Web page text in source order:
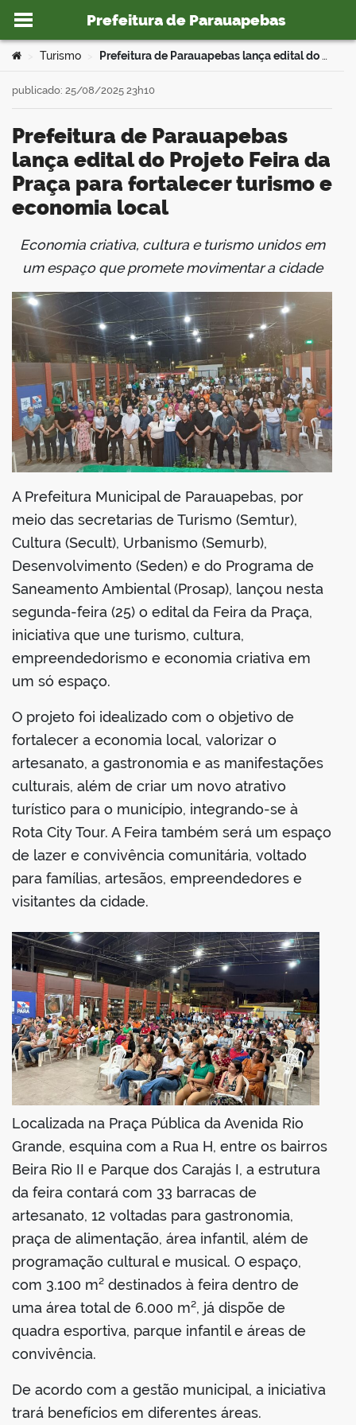
Ir para o conteúdo
Prefeitura de Parauapebas
portal
Você está aqui:
Turismo Prefeitura de Parauapebas lança edital do Projeto Feira da Praça para fortalecer turismo e economia local
Prefeitura de Parauapebas
lança edital do Projeto Feira da
Praça para fortalecer turismo e
economia local
publicado: 25/08/2025 23h10
Economia criativa, cultura e turismo unidos em
um espaço que promete movimentar a cidade
A Prefeitura Municipal de Parauapebas, por
meio das secretarias de Turismo (Semtur),
Cultura (Secult), Urbanismo (Semurb),
Desenvolvimento (Seden) e do Programa de
Saneamento Ambiental (Prosap), lançou nesta
segunda-feira (25) o edital da Feira da Praça,
iniciativa que une turismo, cultura,
empreendedorismo e economia criativa em
um só espaço.
O projeto foi idealizado com o objetivo de
fortalecer a economia local, valorizar o
artesanato, a gastronomia e as manifestações
culturais, além de criar um novo atrativo
turístico para o município, integrando-se à
Rota City Tour. A Feira também será um espaço
de lazer e convivência comunitária, voltado
para famílias, artesãos, empreendedores e
visitantes da cidade.
Localizada na Praça Pública da Avenida Rio
Grande, esquina com a Rua H, entre os bairros
Beira Rio II e Parque dos Carajás I, a estrutura
da feira contará com 33 barracas de
artesanato, 12 voltadas para gastronomia,
praça de alimentação, área infantil, além de
programação cultural e musical. O espaço,
com 3.100 m² destinados à feira dentro de
uma área total de 6.000 m², já dispõe de
quadra esportiva, parque infantil e áreas de
convivência.
De acordo com a gestão municipal, a iniciativa
trará benefícios em diferentes áreas.